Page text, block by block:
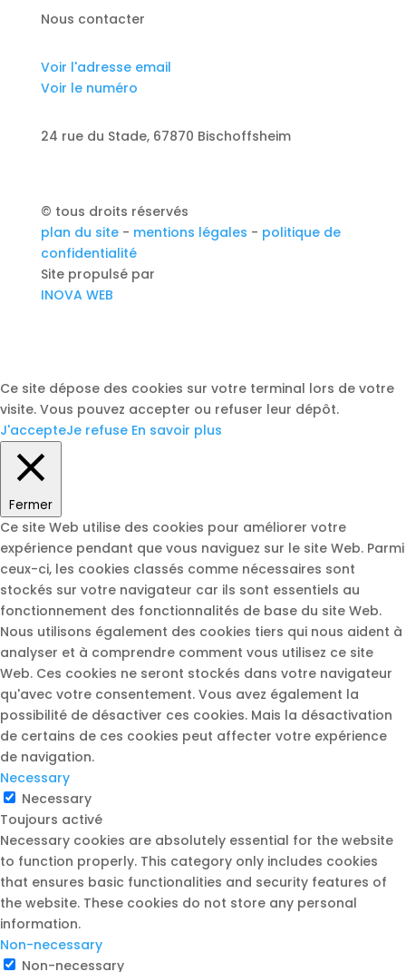
Nous contacter
Voir l'adresse email
Voir le numéro
24 rue du Stade, 67870 Bischoffsheim
© tous droits réservés
plan du site- mentions légales - politique de
confidentialité
Site propulsé par
INOVA WEB
Ce site dépose des cookies sur votre terminal lors de votre
visite. Vous pouvez accepter ou refuser leur dépôt.
J'accepteJe refuse En savoir plus
Fermer
Ce site Web utilise des cookies pour améliorer votre
expérience pendant que vous naviguez sur le site Web. Parmi
ceux-ci, les cookies classés comme nécessaires sont
stockés sur votre navigateur car ils sont essentiels au
fonctionnement des fonctionnalités de base du site Web.
Nous utilisons également des cookies tiers qui nous aident à
analyser et à comprendre comment vous utilisez ce site
Web. Ces cookies ne seront stockés dans votre navigateur
qu'avec votre consentement. Vous avez également la
possibilité de désactiver ces cookies. Mais la désactivation
de certains de ces cookies peut affecter votre expérience
de navigation.
Necessary
Necessary
Toujours activé
Necessary cookies are absolutely essential for the website
to function properly. This category only includes cookies
that ensures basic functionalities and security features of
the website. These cookies do not store any personal
information.
Non-necessary
Non-necessary